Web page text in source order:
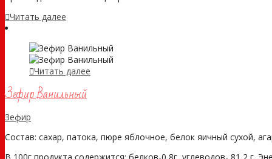
Читать далее
Читать далее
Зефир Ванильный
Зефир
Состав: сахар, патока, пюре яблочное, белок яичный сухой,